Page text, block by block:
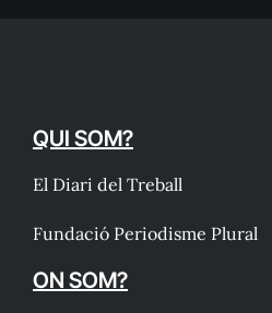
QUI SOM?
El Diari del Treball
Fundació Periodisme Plural
ON SOM?